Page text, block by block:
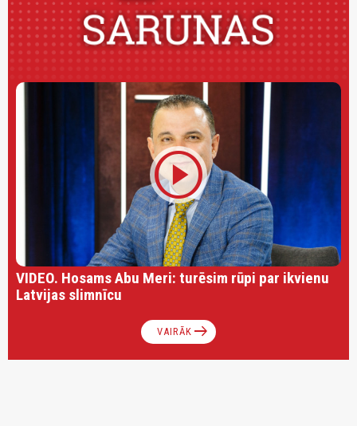
play_circle
VIDEO. Hosams Abu Meri: turēsim rūpi par ikvienu
Latvijas slimnīcu
VAIRĀK arrow_right_alt